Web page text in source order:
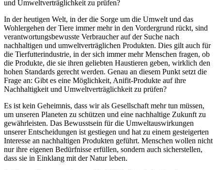
und​ Umweltverträglichkeit‍ zu prüfen?
In der heutigen Welt, in der die ‍Sorge um ⁤die Umwelt und das
Wohlergehen der Tiere immer mehr in den Vordergrund rückt, sind
verantwortungsbewusste Verbraucher auf der Suche nach
nachhaltigen und umweltverträglichen Produkten. ⁣Dies gilt auch für
die Tierfutterindustrie, in der​ sich immer⁣ mehr Menschen ‍fragen, ob
die Produkte, die sie‌ ihren geliebten ⁢Haustieren​ geben,⁢ wirklich den
hohen Standards gerecht werden. Genau an diesem Punkt setzt die
Frage an: Gibt es eine Möglichkeit, Anifit-Produkte auf ihre
Nachhaltigkeit und​ Umweltverträglichkeit zu prüfen?
Es ist kein Geheimnis, ⁢dass wir⁤ als Gesellschaft mehr‌ tun müssen,
um unseren Planeten zu schützen⁣ und eine nachhaltige Zukunft zu
gewährleisten. Das Bewusstsein für die Umweltauswirkungen‌
unserer Entscheidungen ist gestiegen und hat zu​ einem ⁤gesteigerten ​
Interesse an nachhaltigen‌ Produkten geführt. Menschen wollen nicht
‍nur ihre eigenen Bedürfnisse erfüllen, sondern auch sicherstellen,
dass sie in Einklang mit ‍der Natur leben.